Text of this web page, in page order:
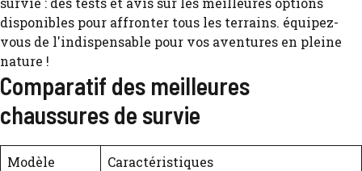
Comparatif des meilleures
chaussures de survie
Modèle
Caractéristiques